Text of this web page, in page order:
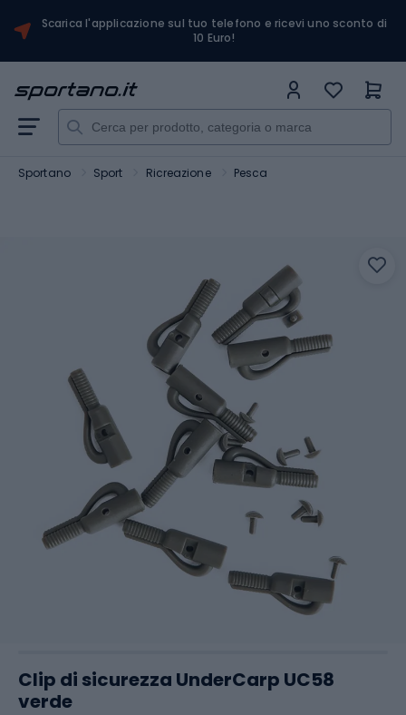
Scarica l'applicazione sul tuo telefono e ricevi uno sconto di
10 Euro!
Sportano Sport Ricreazione Pesca
Clip di sicurezza UnderCarp UC58
verde